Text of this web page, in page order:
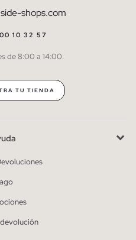
en cualquier momento.
shops.com
10 32 57
de 8:00 a 14:00.
TU TIENDA